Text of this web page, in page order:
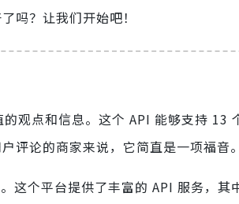
吗？让我们开始吧！
观点和信息。这个 API 能够支持 13
评论的商家来说，它简直是一项福音。
这个平台提供了丰富的 API 服务，其